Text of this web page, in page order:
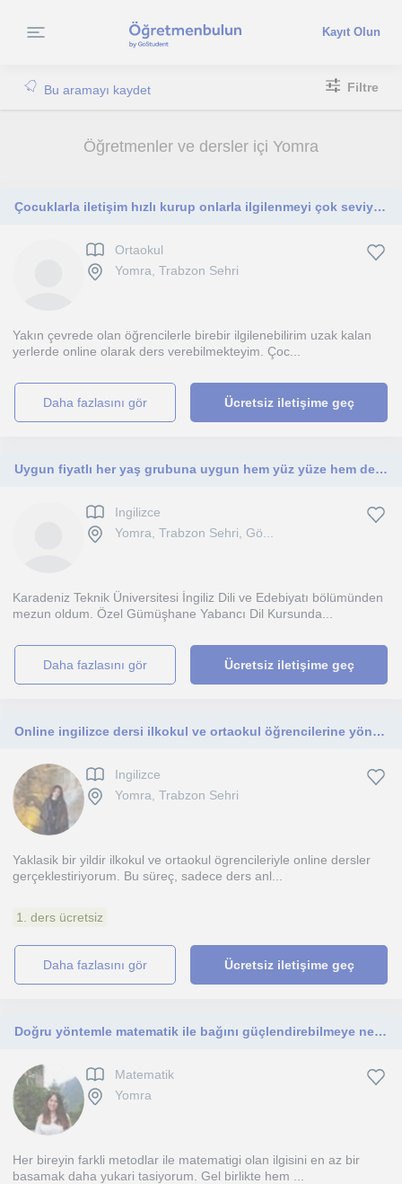
Kayıt Olun
Bu aramayı kaydet Filtre
Öğretmenler ve dersler içi Yomra
Çocuklarla iletişim hızlı kurup onlarla ilgilenmeyi çok seviyorum. Onların enerjisiyle beraber çok güzel şeyler başaracağız.
Ortaokul
Yomra, Trabzon Sehri
Yakın çevrede olan öğrencilerle birebir ilgilenebilirim uzak kalan
yerlerde online olarak ders verebilmekteyim. Çoc...
daha fazlasını gör Ücretsiz iletişime geç
Uygun fiyatlı her yaş grubuna uygun hem yüz yüze hem de online ders veriyorum
Ingilizce
Yomra, Trabzon Sehri, Gö...
Karadeniz Teknik Üniversitesi İngiliz Dili ve Edebiyatı bölümünden
mezun oldum. Özel Gümüşhane Yabancı Dil Kursunda...
daha fazlasını gör Ücretsiz iletişime geç
Online ingilizce dersi ilkokul ve ortaokul öğrencilerine yönelik
Ingilizce
Yomra, Trabzon Sehri
Yaklasik bir yildir ilkokul ve ortaokul ögrencileriyle online dersler
gerçeklestiriyorum. Bu süreç, sadece ders anl...
1. ders ücretsiz
daha fazlasını gör Ücretsiz iletişime geç
Doğru yöntemle matematik ile bağını güçlendirebilmeye ne dersin. 12 yıllık tecrübem ve dolu dolu eğitim hayatımla yardıma hazırım.
Matematik
Yomra
Her bireyin farkli metodlar ile matematigi olan ilgisini en az bir
basamak daha yukari tasiyorum. Gel birlikte hem ...